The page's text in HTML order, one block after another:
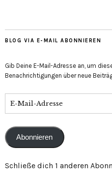
LinkedIn
BLOG VIA E-MAIL ABONNIEREN
Gib Deine E-Mail-Adresse an, um
Benachrichtigungen über neue
Mail-
Abonnieren
Schließe dich 1 anderen